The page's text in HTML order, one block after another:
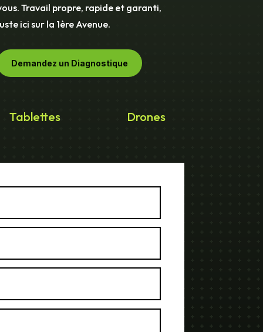
Travail propre, rapide et garanti,
ici sur la 1ère Avenue.
Demandez un Diagnostique
Tablettes Drones